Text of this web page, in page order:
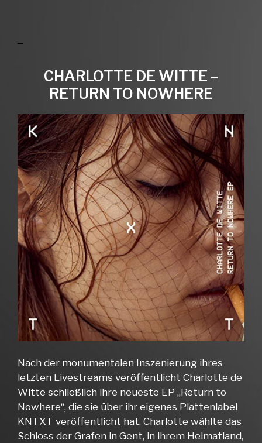
CHARLOTTE DE WITTE –
RETURN TO NOWHERE
Nach der monumentalen Inszenierung ihres
letzten Livestreams veröffentlicht Charlotte de
Witte schließlich ihre neueste EP „Return to
Nowhere“, die sie über ihr eigenes Plattenlabel
KNTXT veröffentlicht hat. Charlotte wählte das
Schloss der Grafen in Gent, in ihrem Heimatland,